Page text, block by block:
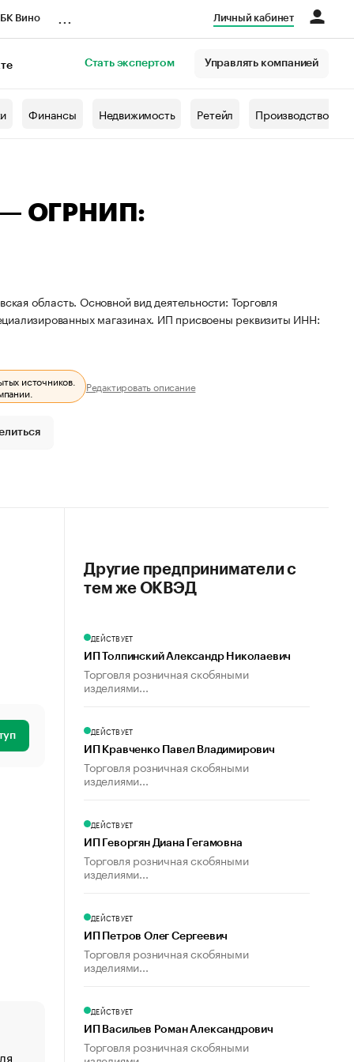
Вино Личный кабинет
Стать экспертом Управлять компанией
Финансы Недвижимость Ретейл Производство
— ОГРНИП:
область. Основной вид деятельности: Торговля
магазинах. ИП присвоены реквизиты ИНН:
источников.
Редактировать описание
«От спорта тело стареет иначе». Как живет глава
Другие предприниматели с
тем же ОКВЭД
ДЕЙСТВУЕТ
ИП Толпинский Александр Николаевич
Торговля розничная скобяными
изделиями...
ДЕЙСТВУЕТ
ИП Кравченко Павел Владимирович
Торговля розничная скобяными
изделиями...
ДЕЙСТВУЕТ
ИП Геворгян Диана Гегамовна
Торговля розничная скобяными
изделиями...
ДЕЙСТВУЕТ
ИП Петров Олег Сергеевич
Торговля розничная скобяными
изделиями...
ДЕЙСТВУЕТ
ИП Васильев Роман Александрович
Торговля розничная скобяными